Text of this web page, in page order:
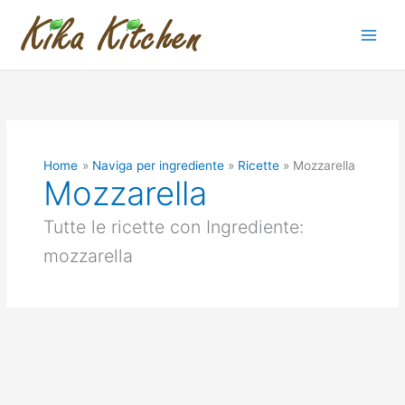
contenuto
Home Naviga per ingrediente Ricette Mozzarella
Mozzarella
Tutte le ricette con Ingrediente:
mozzarella